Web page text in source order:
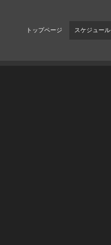
トップページ スケジュール